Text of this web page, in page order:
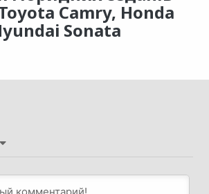
Camry, Honda
Sonata